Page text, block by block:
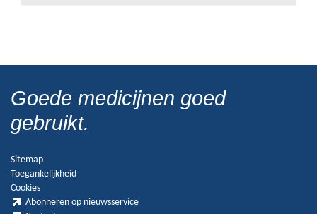
Goede medicijnen goed
gebruikt.
Sitemap
Toegankelijkheid
Cookies
Abonneren op nieuwsservice